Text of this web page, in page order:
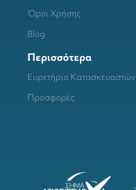
Όροι Χρήσης
Blog
Περισσότερα
Ευρετήριο Κατασκευαστών
Προσφορές